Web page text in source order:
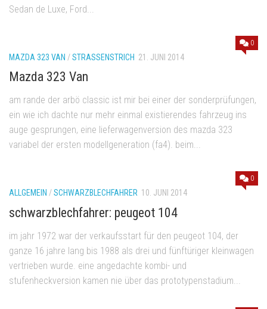
Sedan de Luxe, Ford...
0
MAZDA 323 VAN /STRASSENSTRICH 21. JUNI 2014
Mazda 323 Van
am rande der arbö classic ist mir bei einer der sonderprüfungen,
ein wie ich dachte nur mehr einmal existierendes fahrzeug ins
auge gesprungen, eine lieferwagenversion des mazda 323
variabel der ersten modellgeneration (fa4). beim...
0
ALLGEMEIN /SCHWARZBLECHFAHRER 10. JUNI 2014
schwarzblechfahrer: peugeot 104
im jahr 1972 war der verkaufsstart für den peugeot 104, der
ganze 16 jahre lang bis 1988 als drei und fünftüriger kleinwagen
vertrieben wurde. eine angedachte kombi- und
stufenheckversion kamen nie über das prototypenstadium...